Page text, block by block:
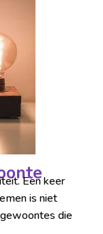
Een keer
is niet
die